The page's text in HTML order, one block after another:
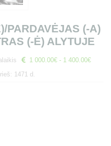
PARDAVĖJAS (-A)
(-Ė) ALYTUJE
1 000.00€ - 1 400.00€
1471 d.